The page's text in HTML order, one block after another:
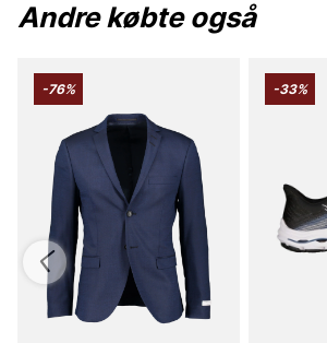
Andre købte også
-76% -33%